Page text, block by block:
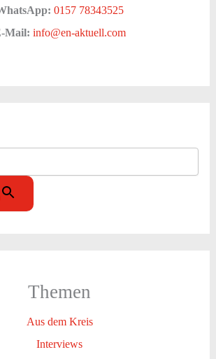
0157 78343525
Mail: info@en-aktuell.com
Themen
Aus dem Kreis
Interviews